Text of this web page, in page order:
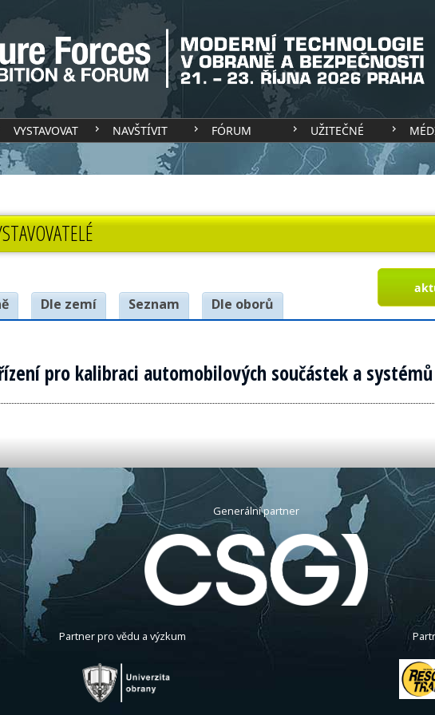
VYSTAVOVAT NAVŠTÍVIT FÓRUM UŽITEČNÉ
Dle zemí Seznam Dle oborů
pro kalibraci automobilových součástek a systémů
Generální partner
Partner pro vědu a výzkum